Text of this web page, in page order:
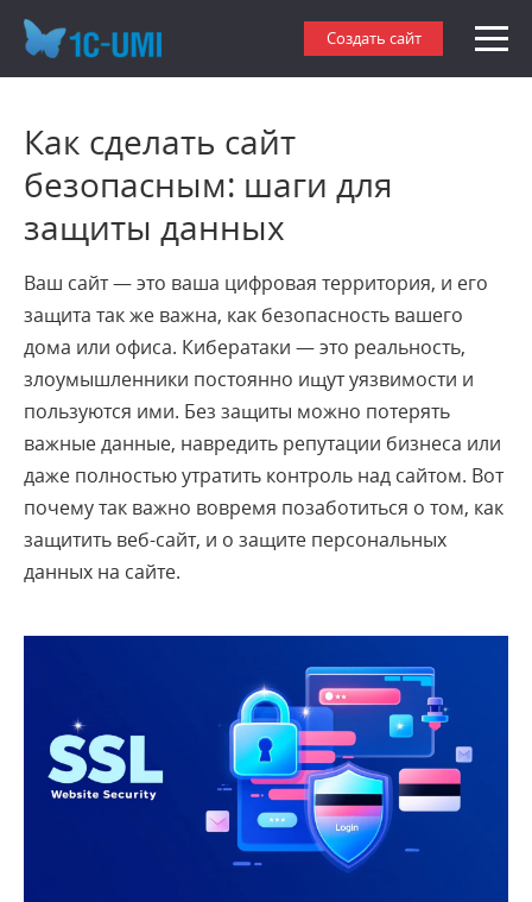
Создать сайт
Как сделать сайт
безопасным: шаги для
защиты данных
Ваш сайт — это ваша цифровая территория, и его
защита так же важна, как безопасность вашего
дома или офиса. Кибератаки — это реальность,
злоумышленники постоянно ищут уязвимости и
пользуются ими. Без защиты можно потерять
важные данные, навредить репутации бизнеса или
даже полностью утратить контроль над сайтом. Вот
почему так важно вовремя позаботиться о том, как
защитить веб-сайт, и о защите персональных
данных на сайте.